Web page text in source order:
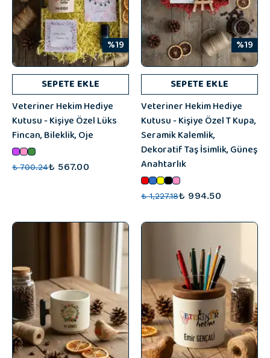
%19
SEPETE EKLE
Veteriner Hekim Hediye
Kutusu - Kişiye Özel Lüks
Fincan, Bileklik, Oje
₺ 700.24₺ 567.00
%19
SEPETE EKLE
Veteriner Hekim Hediye
Kutusu - Kişiye Özel T Kupa,
Seramik Kalemlik,
Dekoratif Taş İsimlik, Güneş
Anahtarlık
₺ 1,227.18₺ 994.50